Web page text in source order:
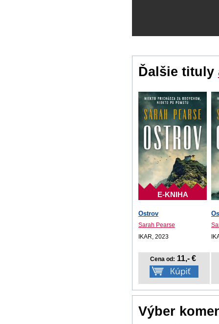
Ďalšie tituly
E-KNIHA
Ostrov
Sarah Pearse
IKAR, 2023
Cena od: 11,- €
Výber